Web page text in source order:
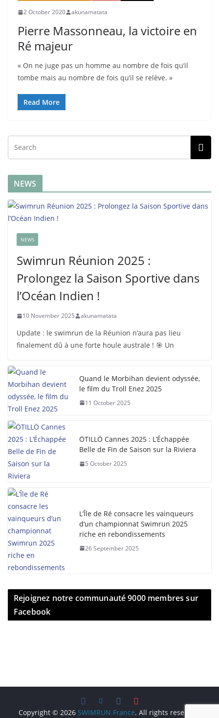
2 October 2020 akunamatata
Pierre Massonneau, la victoire en
Ré majeur
« On ne juge pas un homme au nombre de fois qu’il
tombe mais au nombre de fois qu’il se relève. »
Read More
NEWS
NEWS
Swimrun Réunion 2025 :
Prolongez la Saison Sportive dans
l’Océan Indien !
10 November 2025 akunamatata
Update : le swimrun de la Réunion n’aura pas lieu
finalement dû à une forte houle australe ! 🎯 Un
Quand le Morbihan devient odyssée,
le film du Troll Enez 2025
11 October 2025
ÖTILLÖ Cannes 2025 : L’Échappée
Belle de Fin de Saison sur la Riviera
5 October 2025
L’Île de Ré consacre les vainqueurs
d’un championnat Swimrun 2025
riche en rebondissements
26 September 2025
Rejoignez notre communauté 9000 membres sur
Facebook
Copyright © 2026 SWIMRUN France. All rights reserved.